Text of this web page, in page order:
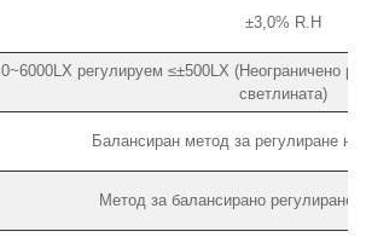
±3,0% R.H
0~6000LX регулируем ≤±500LX (Неограничено
светлината)
Балансиран метод за регулиране на
Метод за балансирано регулиране